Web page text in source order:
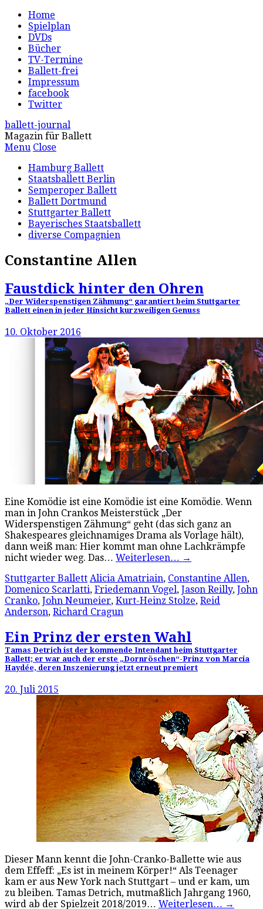
Home
Spielplan
DVDs
Bücher
TV-Termine
Ballett-frei
Impressum
facebook
Twitter
ballett-journal
Magazin für Ballett
Menu Close
Hamburg Ballett
Staatsballett Berlin
Semperoper Ballett
Ballett Dortmund
Stuttgarter Ballett
Bayerisches Staatsballett
diverse Compagnien
Constantine Allen
Faustdick hinter den Ohren
„Der Widerspenstigen Zähmung“ garantiert beim Stuttgarter
Ballett einen in jeder Hinsicht kurzweiligen Genuss
10. Oktober 2016
Eine Komödie ist eine Komödie ist eine Komödie. Wenn
man in John Crankos Meisterstück „Der
Widerspenstigen Zähmung“ geht (das sich ganz an
Shakespeares gleichnamiges Drama als Vorlage hält),
dann weiß man: Hier kommt man ohne Lachkrämpfe
nicht wieder weg. Das… Weiterlesen… →
Stuttgarter Ballett Alicia Amatriain, Constantine Allen,
Domenico Scarlatti, Friedemann Vogel, Jason Reilly, John
Cranko, John Neumeier, Kurt-Heinz Stolze, Reid
Anderson, Richard Cragun
Ein Prinz der ersten Wahl
Tamas Detrich ist der kommende Intendant beim Stuttgarter
Ballett; er war auch der erste „Dornröschen“-Prinz von Marcia
Haydée, deren Inszenierung jetzt erneut premiert
20. Juli 2015
Dieser Mann kennt die John-Cranko-Ballette wie aus
dem Effeff: „Es ist in meinem Körper!“ Als Teenager
kam er aus New York nach Stuttgart – und er kam, um
zu bleiben. Tamas Detrich, mutmaßlich Jahrgang 1960,
wird ab der Spielzeit 2018/2019… Weiterlesen… →